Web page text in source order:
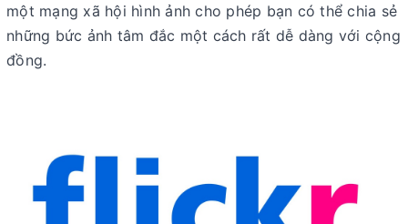
một mạng xã hội hình ảnh cho phép bạn có thể chia sẻ
những bức ảnh tâm đắc một cách rất dễ dàng với cộng
đồng.